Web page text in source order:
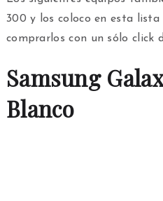
300 y los coloco en esta
comprarlos con un sólo click
Samsung
Blanco